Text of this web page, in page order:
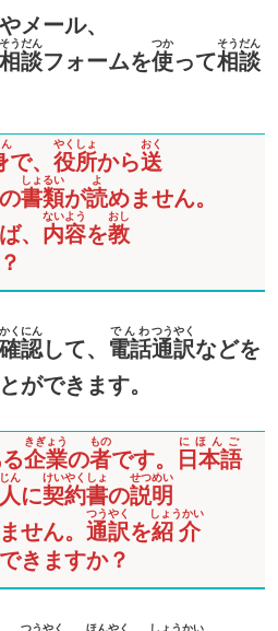
メール、
談
そうだん
フォームを使
つか
って相談
そうだん
で、 役所
やくしょ
から送
おく
書類
しょるい
が読
よ
めません。
、 内容
ないよう
を教
おし
確認
かくにん
して、 電話
でんわ
通訳
つうやく
などを
ができます。
企業
きぎょう
の者
もの
です。 日本語
にほんご
人
じん
に契約
けいやく
書
しょ
の説明
せつめい
せん。 通訳
つうやく
を紹介
しょうかい
きますか？
つうやく ほんやく しょうかい